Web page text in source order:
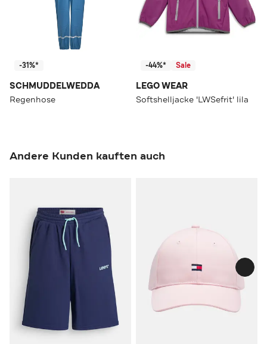
-31%*
SCHMUDDELWEDDA
Regenhose
-44%* Sale
LEGO WEAR
Softshelljacke 'LWSefrit' lila
Andere Kunden kauften auch